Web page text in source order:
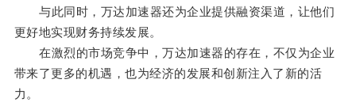
与此同时，万达加速器还为企业提供融资渠道，让他们
更好地实现财务持续发展。
在激烈的市场竞争中，万达加速器的存在，不仅为企业
带来了更多的机遇，也为经济的发展和创新注入了新的活
力。